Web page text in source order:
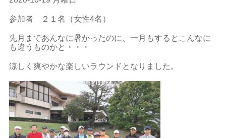
参加者 ２１名（女性4名）
先月まであんなに暑かったのに、一月もするとこんなに
も違うものかと・・・
涼しく爽やかな楽しいラウンドとなりました。